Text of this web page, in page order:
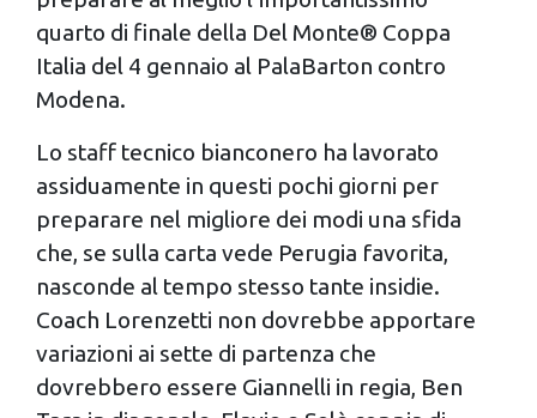
quarto di finale della Del Monte® Coppa
Italia del 4 gennaio al PalaBarton contro
Modena.
Lo staff tecnico bianconero ha lavorato
assiduamente in questi pochi giorni per
preparare nel migliore dei modi una sfida
che, se sulla carta vede Perugia favorita,
nasconde al tempo stesso tante insidie.
Coach Lorenzetti non dovrebbe apportare
variazioni ai sette di partenza che
dovrebbero essere Giannelli in regia, Ben